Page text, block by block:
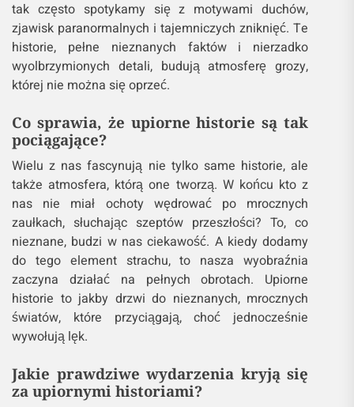
tak często spotykamy się z motywami duchów,
zjawisk paranormalnych i tajemniczych zniknięć. Te
historie, pełne nieznanych faktów i nierzadko
wyolbrzymionych detali, budują atmosferę grozy,
której nie można się oprzeć.
Co sprawia, że upiorne historie są tak
pociągające?
Wielu z nas fascynują nie tylko same historie, ale
także atmosfera, którą one tworzą. W końcu kto z
nas nie miał ochoty wędrować po mrocznych
zaułkach, słuchając szeptów przeszłości? To, co
nieznane, budzi w nas ciekawość. A kiedy dodamy
do tego element strachu, to nasza wyobraźnia
zaczyna działać na pełnych obrotach. Upiorne
historie to jakby drzwi do nieznanych, mrocznych
światów, które przyciągają, choć jednocześnie
wywołują lęk.
Jakie prawdziwe wydarzenia kryją się
za upiornymi historiami?